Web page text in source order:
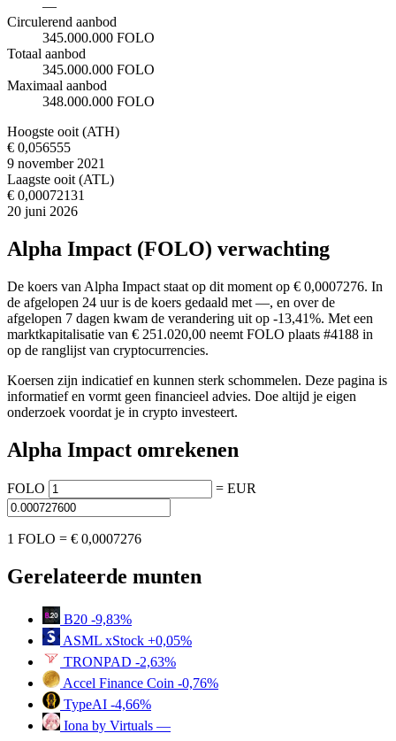
—
Circulerend aanbod
345.000.000 FOLO
Totaal aanbod
345.000.000 FOLO
Maximaal aanbod
348.000.000 FOLO
Hoogste ooit (ATH)
€ 0,056555
9 november 2021
Laagste ooit (ATL)
€ 0,00072131
20 juni 2026
Alpha Impact (FOLO) verwachting
De koers van Alpha Impact staat op dit moment op € 0,0007276. In
de afgelopen 24 uur is de koers gedaald met —, en over de
afgelopen 7 dagen kwam de verandering uit op -13,41%. Met een
marktkapitalisatie van € 251.020,00 neemt FOLO plaats #4188 in
op de ranglijst van cryptocurrencies.
Koersen zijn indicatief en kunnen sterk schommelen. Deze pagina is
informatief en vormt geen financieel advies. Doe altijd je eigen
onderzoek voordat je in crypto investeert.
Alpha Impact omrekenen
FOLO = EUR
1 FOLO = € 0,0007276
Gerelateerde munten
B20 -9,83%
ASML xStock +0,05%
TRONPAD -2,63%
Accel Finance Coin -0,76%
TypeAI -4,66%
Iona by Virtuals —